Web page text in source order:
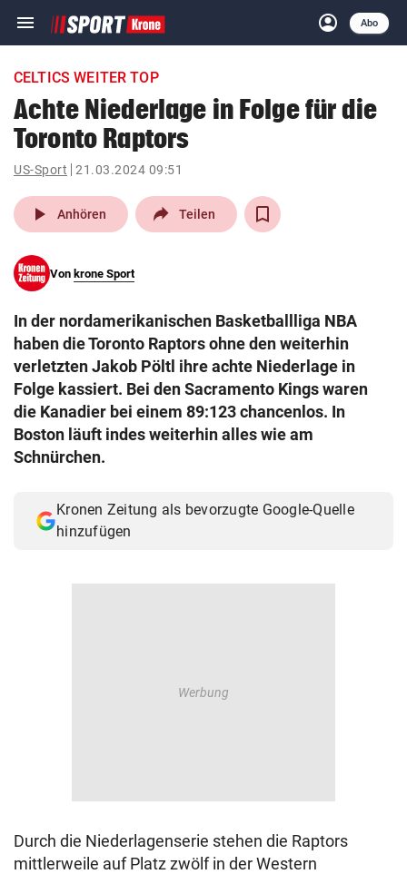
menu Navigation
ein-/ausklappen
account_circle
Anmelden
Abo
close Schließen
account_circle Anmelden
pin_drop
Wien arrow_right
search
eingeben
Muthgasse 2, 1190 Wien
CELTICS WEITER TOP
Achte Niederlage in Folge für die
Toronto Raptors
US-Sport 21.03.2024 09:51
play_arrow Anhören Teilen
Von krone Sport
In der nordamerikanischen Basketballliga NBA
haben die Toronto Raptors ohne den weiterhin
verletzten Jakob Pöltl ihre achte Niederlage in
Folge kassiert. Bei den Sacramento Kings waren
die Kanadier bei einem 89:123 chancenlos. In
Boston läuft indes weiterhin alles wie am
Schnürchen.
Kronen Zeitung als bevorzugte Google-Quelle
hinzufügen
Durch die Niederlagenserie stehen die Raptors
mittlerweile auf Platz zwölf in der Western